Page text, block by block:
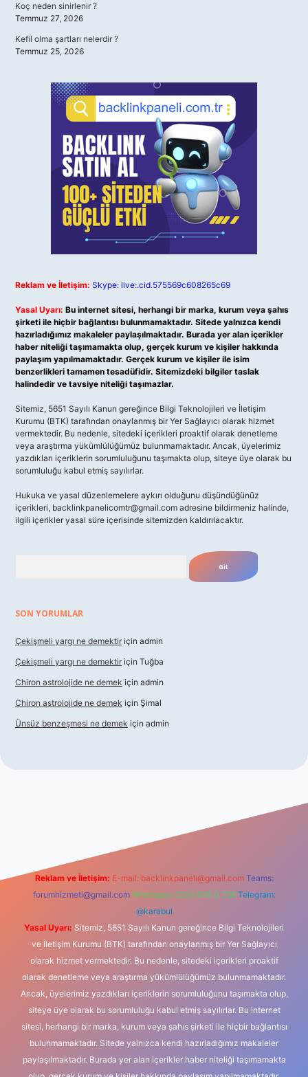
Koç neden sinirlenir ?
Temmuz 27, 2026
Kefil olma şartları nelerdir ?
Temmuz 25, 2026
Reklam ve İletişim: Skype: live:.cid.575569c608265c69
Yasal Uyarı: Bu internet sitesi, herhangi bir marka, kurum veya şahıs
şirketi ile hiçbir bağlantısı bulunmamaktadır. Sitede yalnızca kendi
hazırladığımız makaleler paylaşılmaktadır. Burada yer alan içerikler
haber niteliği taşımamakta olup, gerçek kurum ve kişiler hakkında
paylaşım yapılmamaktadır. Gerçek kurum ve kişiler ile isim
benzerlikleri tamamen tesadüfidir. Sitemizdeki bilgiler taslak
halindedir ve tavsiye niteliği taşımazlar.
Sitemiz, 5651 Sayılı Kanun gereğince Bilgi Teknolojileri ve İletişim
Kurumu (BTK) tarafından onaylanmış bir Yer Sağlayıcı olarak hizmet
vermektedir. Bu nedenle, sitedeki içerikleri proaktif olarak denetleme
veya araştırma yükümlülüğümüz bulunmamaktadır. Ancak, üyelerimiz
yazdıkları içeriklerin sorumluluğunu taşımakta olup, siteye üye olarak bu
sorumluluğu kabul etmiş sayılırlar.
Hukuka ve yasal düzenlemelere aykırı olduğunu düşündüğünüz
içerikleri, backlinkpanelicomtr@gmail.com adresine bildirmeniz halinde,
ilgili içerikler yasal süre içerisinde sitemizden kaldırılacaktır.
SON YORUMLAR
Çekişmeli yargı ne demektir için admin
Çekişmeli yargı ne demektir için Tuğba
Chiron astrolojide ne demek için admin
Chiron astrolojide ne demek için Şimal
Ünsüz benzeşmesi ne demek için admin
Reklam ve İletişim: E-mail: backlinkpaneli@gmail.com Teams:
forumhizmeti@gmail.com Whatsapp: 0262 606 0 726 Telegram:
@karabul
Yasal Uyarı: Sitemiz, 5651 Sayılı Kanun gereğince Bilgi Teknolojileri
ve İletişim Kurumu (BTK) tarafından onaylanmış bir Yer Sağlayıcı
olarak hizmet vermektedir. Bu nedenle, sitedeki içerikleri proaktif
olarak denetleme veya araştırma yükümlülüğümüz bulunmamaktadır.
Ancak, üyelerimiz yazdıkları içeriklerin sorumluluğunu taşımakta olup,
siteye üye olarak bu sorumluluğu kabul etmiş sayılırlar. Bu internet
sitesi, herhangi bir marka, kurum veya şahıs şirketi ile hiçbir bağlantısı
bulunmamaktadır. Sitede yalnızca kendi hazırladığımız makaleler
paylaşılmaktadır. Burada yer alan içerikler haber niteliği taşımamakta